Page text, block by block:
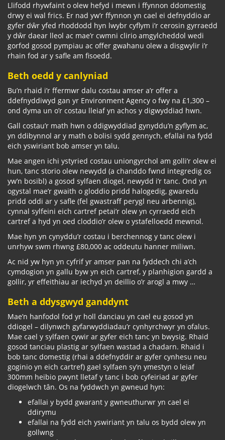
Llifodd rhywfaint o olew hefyd i mewn i ffynnon ddomestig
drwy ei wal frics. Er nad yw’r ffynnon yn cael ei defnyddio ar
gyfer dŵr yfed rhoddodd hyn lwybr cyflym i’r cerosin gyrraedd
y dŵr daear lleol ac mae’r cwmni clirio amgylcheddol wedi
gorfod gosod pympiau ac offer gwahanu olew a disgwylir i’r
rhain fod ar y safle am fisoedd.
Beth oedd y canlyniad
Bu’n rhaid i’r ffermwr dalu costau amser a’r offer a
ddefnyddiwyd gan yr Environment Agency o fwy na £1,300 –
ond dyma un o’r costau lleiaf yn achos y digwyddiad hwn.
Gall costau’r math hwn o ddigwyddiad gynyddu’n gyflym ac,
yn ddibynnol ar y math o bolisi sydd gennych, efallai na fydd
eich yswiriant bob amser yn talu.
Mae angen ichi ystyried costau uniongyrchol am golli’r olew ei
hun, tanc storio olew newydd (a chanddo fwnd integredig os
yw’n bosibl) a gosod sylfaen diogel, newydd i’r tanc. Ond yn
ogystal mae’r gwaith o gloddio pridd halogedig, gwaredu
pridd oddi ar y safle (fel gwastraff perygl neu arbennig),
cynnal sylfeini eich cartref petai’r olew yn cyrraedd eich
cartref a hyd yn oed cloddio’r olew o ystafelloedd mewnol.
Mae hyn yn cynyddu’r costau i berchennog y tanc olew i
unrhyw swm rhwng £80,000 ac oddeutu hanner miliwn.
Ac nid yw hyn yn cyfrif yr amser pan na fyddech chi a’ch
cymdogion yn gallu byw yn eich cartref, y planhigion gardd a
gollir, yr effeithiau ar iechyd yn deillio o’r arogl a mwy …
Beth a ddysgwyd ganddynt
Mae’n hanfodol fod yr holl danciau yn cael eu gosod yn
ddiogel – dilynwch gyfarwyddiadau’r cynhyrchwyr yn ofalus.
Mae cael y sylfaen cywir ar gyfer eich tanc yn bwysig. Rhaid
gosod tanciau plastig ar sylfaen wastad a chadarn. Rhaid i
bob tanc domestig (rhai a ddefnyddir ar gyfer cynhesu neu
goginio yn eich cartref) gael sylfaen sy’n ymestyn o leiaf
300mm heibio pwynt lletaf y tanc i bob cyfeiriad ar gyfer
diogelwch tân. Os na fyddwch yn gwneud hyn:
efallai y bydd gwarant y gwneuthurwr yn cael ei
ddirymu
efallai na fydd eich yswiriant yn talu os bydd olew yn
gollwng